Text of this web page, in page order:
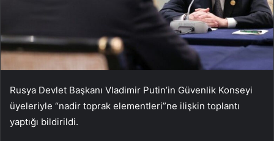
Rusya Devlet Başkanı Vladimir Putin’in Güvenlik Konseyi
üyeleriyle “nadir toprak elementleri”ne ilişkin toplantı
yaptığı bildirildi.